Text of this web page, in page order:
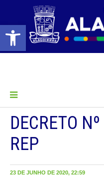
Barra de Ferramentas Aberta
DECRETO
REP
23 DE JUNHO DE 2020, 22:59